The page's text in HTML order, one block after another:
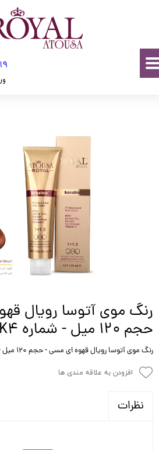
تغییر گذر واژه
سفارشات
رنگ موی آتوسا رویال
حجم ۱۲۰ میل - شماره K4
رنگ موی آتوسا رویال قهوه ای مسی - حجم ۱۲۰ میل - شماره K4
افزودن به علاقه مندی ها
نظرات